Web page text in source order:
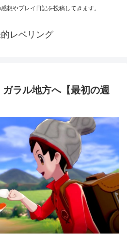
想やプレイ日記を投稿してきます。
レベリング
ガラル地方へ【最初の週